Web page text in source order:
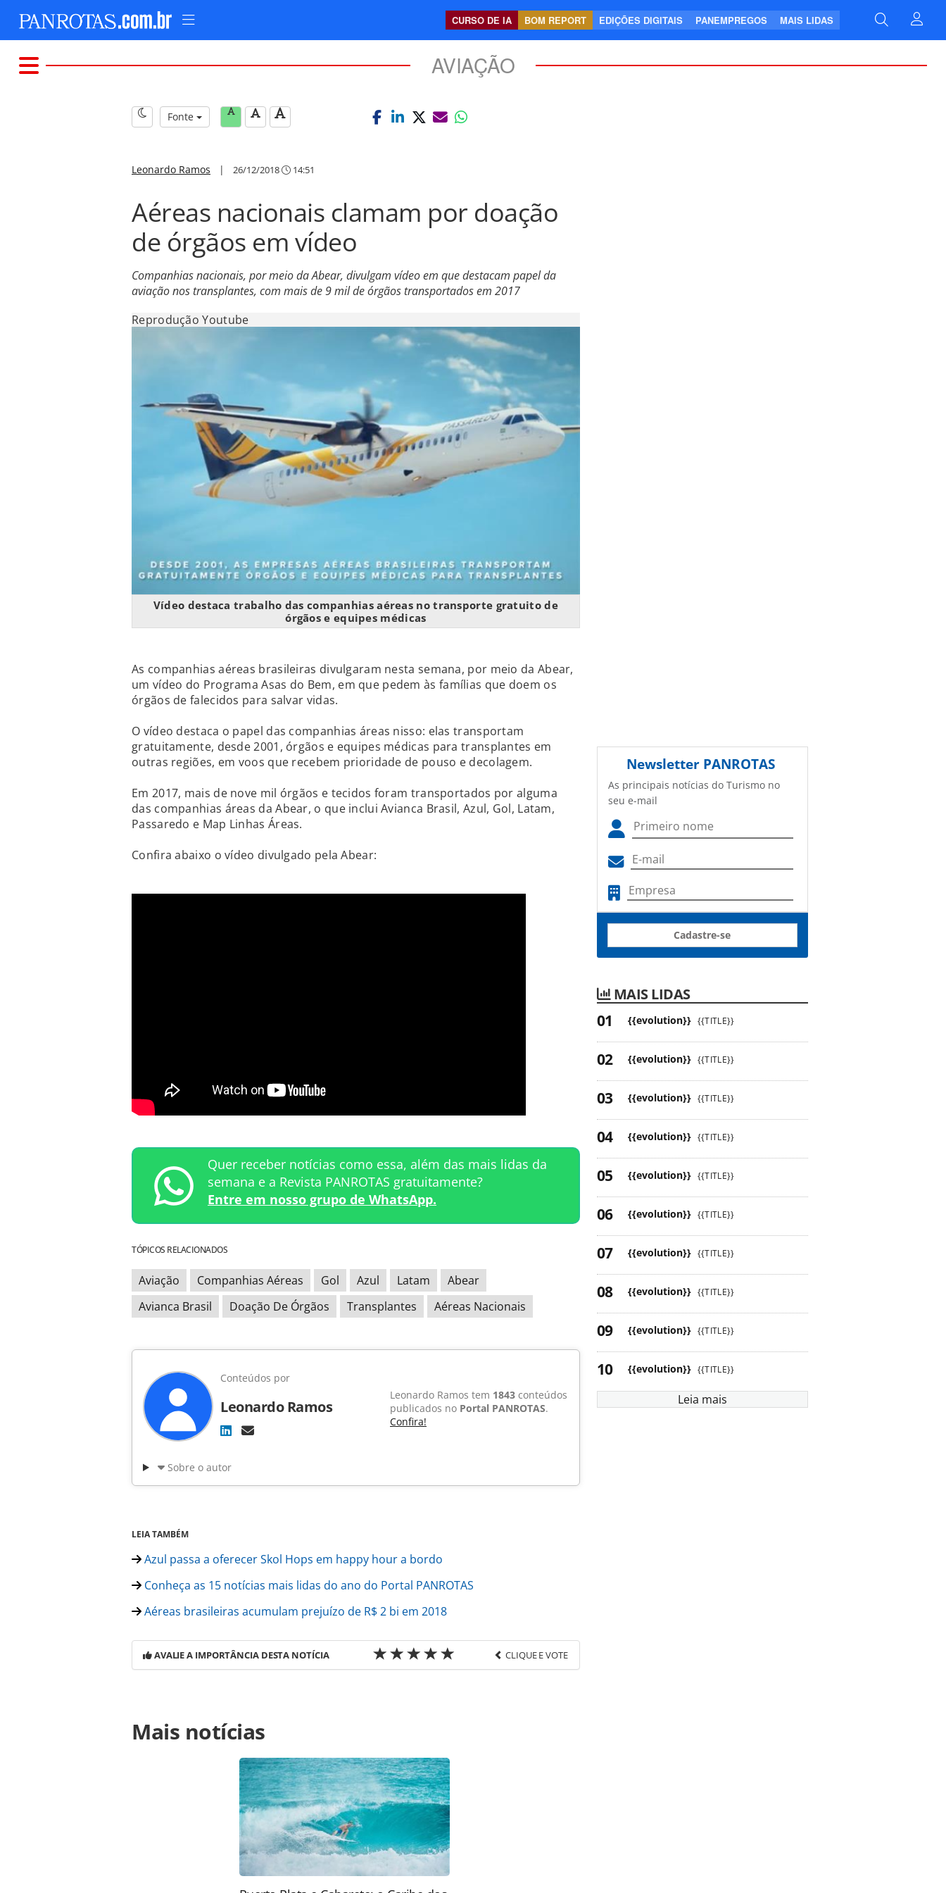
CURSO DE IA BOM REPORT EDIÇÕES DIGITAIS PANEMPREGOS MAIS LIDAS
AVIAÇÃO
Fonte
Leonardo Ramos | 26/12/2018 14:51
Aéreas nacionais clamam por doação
de órgãos em vídeo
Companhias nacionais, por meio da Abear, divulgam vídeo em que destacam papel da
aviação nos transplantes, com mais de 9 mil de órgãos transportados em 2017
Reprodução Youtube
Vídeo destaca trabalho das companhias aéreas no transporte gratuito de
órgãos e equipes médicas
As companhias aéreas brasileiras divulgaram nesta semana, por meio da Abear,
um vídeo do Programa Asas do Bem, em que pedem às famílias que doem os
órgãos de falecidos para salvar vidas.
O vídeo destaca o papel das companhias áreas nisso: elas transportam
gratuitamente, desde 2001, órgãos e equipes médicas para transplantes em
outras regiões, em voos que recebem prioridade de pouso e decolagem.
Em 2017, mais de nove mil órgãos e tecidos foram transportados por alguma
das companhias áreas da Abear, o que inclui Avianca Brasil, Azul, Gol, Latam,
Passaredo e Map Linhas Áreas.
Confira abaixo o vídeo divulgado pela Abear:
Quer receber notícias como essa, além das mais lidas da
semana e a Revista PANROTAS gratuitamente?
Entre em nosso grupo de WhatsApp.
TÓPICOS RELACIONADOS
Aviação Companhias Aéreas Gol Azul Latam
Abear
Avianca Brasil
Doação De Órgãos Transplantes Aéreas Nacionais
Conteúdos por
Leonardo Ramos
Leonardo Ramos tem 1843 conteúdos
publicados no Portal PANROTAS.
Confira!
Sobre o autor
LEIA TAMBÉM
Azul passa a oferecer Skol Hops em happy hour a bordo
Conheça as 15 notícias mais lidas do ano do Portal PANROTAS
Aéreas brasileiras acumulam prejuízo de R$ 2 bi em 2018
AVALIE A IMPORTÂNCIA DESTA NOTÍCIA CLIQUE E VOTE
https://www.panrotas.com.br/aviacao/empresas/2018/12/aereas-nacionais-clamam-
por-doacao-de-orgaos-em-video_161256.html ou as ferramentas oferecidas na página.
Todo o conteúdo produzido pela PANROTAS Editora é protegido pela legislação
brasileira sobre direito autoral. Não reproduza o conteúdo sem autorização da
PANROTAS Editora (copyright@panrotas.com.br).
Mais notícias
Newsletter PANROTAS
As principais notícias do Turismo no
seu e-mail
Cadastre-se
MAIS LIDAS
{{evolution}} {{TITLE}}
{{evolution}} {{TITLE}}
{{evolution}} {{TITLE}}
{{evolution}} {{TITLE}}
{{evolution}} {{TITLE}}
{{evolution}} {{TITLE}}
{{evolution}} {{TITLE}}
{{evolution}} {{TITLE}}
{{evolution}} {{TITLE}}
{{evolution}} {{TITLE}}
Leia mais